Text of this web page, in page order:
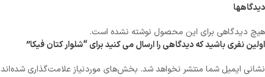
دیدگاهها
هیچ دیدگاهی برای این محصول نوشته نشده است.
اولین نفری باشید که دیدگاهی را ارسال می کنید برای “شلوار کتان فیکا”
نشانی ایمیل شما منتشر نخواهد شد. بخش‌های موردنیاز علامت‌گذاری شده‌اند